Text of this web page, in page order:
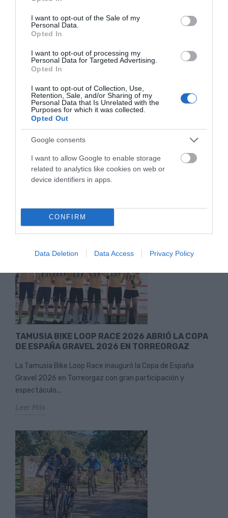
use your data for below specified purposes in below Google
consent section.
I want to opt-out of the Sale of my
Personal Data.
Opted In
I want to opt-out of processing my
Personal Data for Targeted Advertising.
Opted In
I want to opt-out of Collection, Use,
Retention, Sale, and/or Sharing of my
Personal Data that Is Unrelated with the
Purposes for which it was collected.
Opted Out
Google consents
I want to allow Google to enable storage
related to analytics like cookies on web or
device identifiers in apps.
CONFIRM
Data Deletion Data Access Privacy Policy
Leer Más
DÍA DEL PADRE: CUANDO LA BICICLETA TAMBIÉN
UNE GENERACIONES
El Día del Padre está a la vuelta de la esquina. Y si en tu casa
Leer Más
TAMUSIA BIKE LOOP RACE 2026 ABRIÓ LA COPA
DE ESPAÑA GRAVEL 2026 EN TORREORGAZ
La Tamusia Bike Loop Race inauguró la Copa de España
Gravel 2026 en Torreorgaz con gran participación y
espectáculo...
Leer Más